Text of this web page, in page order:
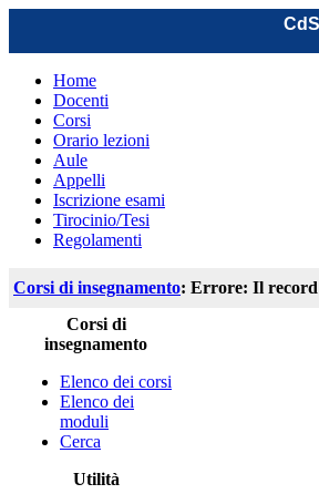
Home
Docenti
Corsi
Orario lezioni
Aule
Appelli
Iscrizione esami
Tirocinio/Tesi
Regolamenti
Corsi di insegnamento: Errore: Il record
Corsi di
insegnamento
Elenco dei corsi
Elenco dei
moduli
Cerca
Utilità